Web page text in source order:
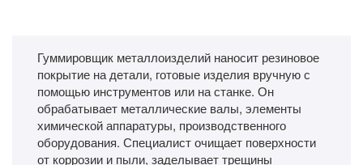
Гуммировщик металлоизделий наносит резиновое
покрытие на детали, готовые изделия вручную с
помощью инструментов или на станке. Он
обрабатывает металлические валы, элементы
химической аппаратуры, производственного
оборудования. Специалист очищает поверхности
от коррозии и пыли, заделывает трещины